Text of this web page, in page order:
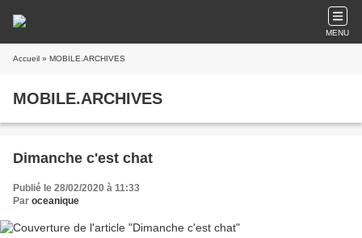
MENU
Accueil » MOBILE.ARCHIVES
MOBILE.ARCHIVES
Dimanche c'est chat
Publié le 28/02/2020 à 11:33
Par oceanique